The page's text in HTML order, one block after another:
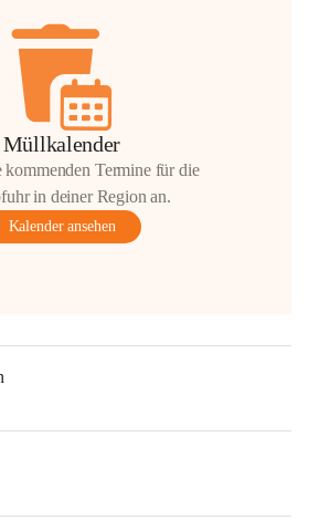
Müllkalender
kommenden Termine für die
in deiner Region an.
Kalender ansehen